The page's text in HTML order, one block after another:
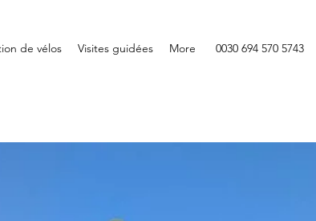
de vélos Visites guidées More 0030 694 570 5743